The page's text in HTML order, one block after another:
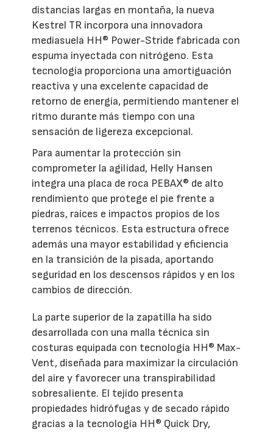
distancias largas en montaña, la nueva
Kestrel TR incorpora una innovadora
mediasuela HH® Power-Stride fabricada con
espuma inyectada con nitrógeno. Esta
tecnología proporciona una amortiguación
reactiva y una excelente capacidad de
retorno de energía, permitiendo mantener el
ritmo durante más tiempo con una
sensación de ligereza excepcional.
Para aumentar la protección sin
comprometer la agilidad, Helly Hansen
integra una placa de roca PEBAX® de alto
rendimiento que protege el pie frente a
piedras, raíces e impactos propios de los
terrenos técnicos. Esta estructura ofrece
además una mayor estabilidad y eficiencia
en la transición de la pisada, aportando
seguridad en los descensos rápidos y en los
cambios de dirección.
La parte superior de la zapatilla ha sido
desarrollada con una malla técnica sin
costuras equipada con tecnología HH® Max-
Vent, diseñada para maximizar la circulación
del aire y favorecer una transpirabilidad
sobresaliente. El tejido presenta
propiedades hidrófugas y de secado rápido
gracias a la tecnología HH® Quick Dry,